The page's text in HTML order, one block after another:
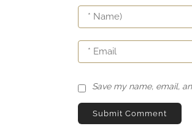
Save my name, email,